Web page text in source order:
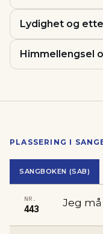
Lydighet og
Himmellengsel
PLASSERING I
SANGBOKEN (SAB)
NR.
443
Jeg